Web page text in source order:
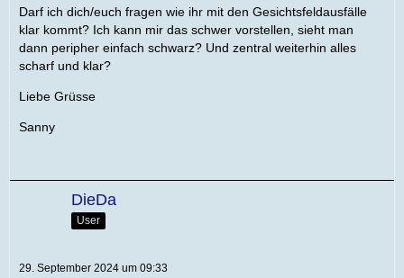
Darf ich dich/euch fragen wie ihr mit den Gesichtsfeldausfälle
klar kommt? Ich kann mir das schwer vorstellen, sieht man
dann peripher einfach schwarz? Und zentral weiterhin alles
scharf und klar?
Liebe Grüsse
Sanny
DieDa
User
29. September 2024 um 09:33